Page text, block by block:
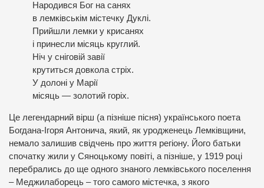
Народився Бог на санях
в лемківськім містечку Дуклі.
Прийшли лемки у крисанях
і принесли місяць круглий.
Ніч у сніговій завії
крутиться довкола стріх.
У долоні у Марії
місяць — золотий горіх.
Це легендарний вірш (а пізніше пісня) українського поета
Богдана-Ігоря Антонича, який, як уродженець Лемківщини,
немало залишив свідчень про життя регіону. Його батьки
спочатку жили у Сяноцькому повіті, а пізніше, у 1919 році
перебрались до ще одного знаного лемківського поселення
– Меджилаборець – того самого містечка, з якого